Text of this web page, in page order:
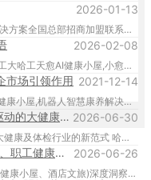
2026-01-13
哈工大哈工天愈AI健康小屋,机器人智慧康养解决方案全国总部招商加盟联系电话：安先生 13510380968, 哈工大哈工天愈招商加盟运营全国总部、深圳总部、珠海总部 电话：安先生 13510380968
2026-02-08
哈工天愈机器人集团总裁杨炽夫新年寄语：哈工大哈工天愈AI健康小屋,小愈机器人理疗及智慧康养招商加盟运营全国总部,城市合伙人招商加盟运营全国总部。中国总部地址：深圳市南山区招商蛇口创业壹号A座208号 联系电话13510380968 全球总部地址：广东省珠海市金湾区机场东路288号 联系电话13510380968 @老马谈AI健康小屋这二
市场引领作用 2021-12-14
公司自主研发、国内首创的哈工大哈工天愈AI健康小屋,机器人智慧康养解决方案全国总部招商加盟运营,城市合伙人及地市区县运营中心招商加盟运营全国总部、深圳总部、珠海总部 联系：安先生 13510380968
哈工天愈AI健康小屋开启Agent智能体驱动的大健康及体检行业的新范式 2026-06-30
哈工天愈AI健康小屋开启Agent智能体驱动的大健康及体检行业的新范式 哈工天愈机器人集团（TEINYO）依托哈尔滨工业大学的技术底蕴，创新推出AI健康小屋，以“智能体”为核心，打造“检、防、评、管”一体化的数智康养一站式解决方案。在技术层面，AI健康小屋集成了AI多模态健康检测（含舌相、体态、生命体征等）、天脑医学大模型分析及AI个性化理疗干预。通过松、通、调、温、补、固等机器人理疗设备，实现对职场亚健康、慢性病的科学精准干预，并建立全生命周期的数字化健康档案。
哈工天愈AI健康小屋三大赛道(数智康养、职工健康小屋、酒店文旅)深度洞察 2026-06-26
哈工天愈AI健康小屋三大赛道(数智康养、职工健康小屋、酒店文旅)深度洞察：以“检评防管”重新定义数智康养 哈工天愈机器人集团隶属于哈尔滨工业大学，是专注于医疗AI、数智康养、数字诊疗及康复护理机器人研发、智能体驱动的 AI 健康小屋、AI 职工健康小屋、职工健康驿站整体输出、生产的国家“专精特新”高新技术企业。其核心产品AI健康小屋，构建了一套完整的“检—评—防—管”一站式健康管理闭环，正在推动健康服务从“经验依赖”走向“数据驱动”。三大赛道落地方案 酒店文旅、康养和职工健康小屋三大黄金赛道，哈工天愈中国区总部（深圳）与全球总部（珠海）均提供展厅讲解及实景展示，并提供全程招商加盟运营销售辅导。业务联系13510380968 安先生